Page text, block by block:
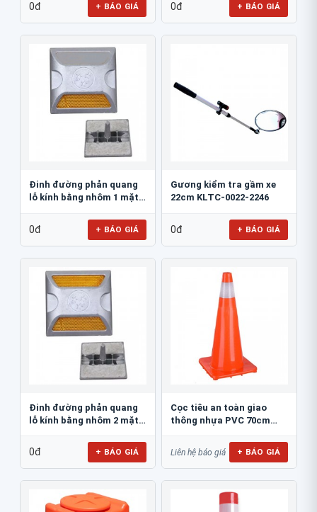
0đ + BÁO GIÁ 0đ + BÁO GIÁ
Đinh đường phản quang
lỗ kính bằng nhôm 1 mặt
0đ + BÁO GIÁ
Gương kiểm tra gầm xe
22cm KLTC-0022-2246
0đ + BÁO GIÁ
Đinh đường phản quang
lỗ kính bằng nhôm 2 mặt
0đ + BÁO GIÁ
Cọc tiêu an toàn giao
thông nhựa PVC 70cm
Liên hệ báo giá + BÁO GIÁ